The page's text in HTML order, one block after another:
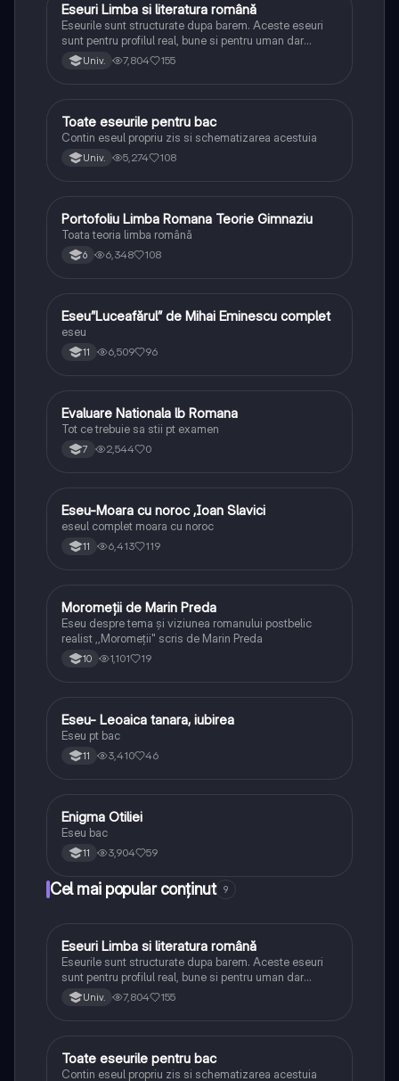
Limba și literatura română
Eseuri Limba si literatura română
Eseurile sunt structurate dupa barem. Aceste eseuri
sunt pentru profilul real, bune si pentru uman dar
lipsesc relatiile dintre personaje si caracrerizarile.
Univ. 7,804 155
Limba și literatura română
Toate eseurile pentru bac
Contin eseul propriu zis si schematizarea acestuia
Univ. 5,274 108
Limba și literatura română
Portofoliu Limba Romana Teorie Gimnaziu
Toata teoria limba română
6 6,348 108
Limba și literatura română
Eseu”Luceafărul” de Mihai Eminescu complet
eseu
11 6,509 96
Limba și literatura română
Evaluare Nationala lb Romana
Tot ce trebuie sa stii pt examen
7 2,544 0
Limba și literatura română
Eseu-Moara cu noroc ,Ioan Slavici
eseul complet moara cu noroc
11 6,413 119
Limba și literatura română
Moromeții de Marin Preda
Eseu despre tema și viziunea romanului postbelic
realist ,,Moromeții" scris de Marin Preda
10 1,101 19
Limba și literatura română
Eseu- Leoaica tanara, iubirea
Eseu pt bac
11 3,410 46
Limba și literatura română
Enigma Otiliei
Eseu bac
11 3,904 59
Cel mai popular conținut 9
Limba și literatura română
Eseuri Limba si literatura română
Eseurile sunt structurate dupa barem. Aceste eseuri
sunt pentru profilul real, bune si pentru uman dar
lipsesc relatiile dintre personaje si caracrerizarile.
Univ. 7,804 155
Limba și literatura română
Toate eseurile pentru bac
Contin eseul propriu zis si schematizarea acestuia